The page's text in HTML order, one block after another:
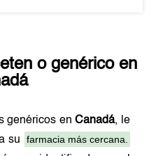
o genérico en
genéricos enCanadá, le
su
farmacia más cercana.